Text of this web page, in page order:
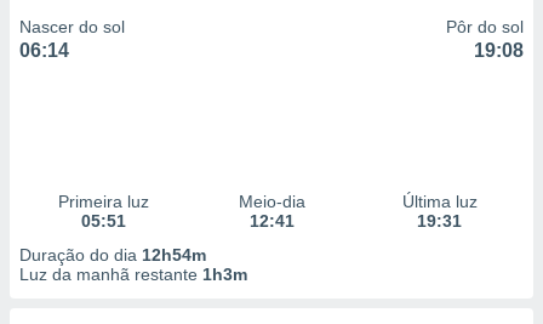
Nascer do sol
06:14
Pôr do sol
19:08
Primeira luz
05:51
Meio-dia
12:41
Última luz
19:31
Duração do dia 12h54m
Luz da manhã restante 1h3m